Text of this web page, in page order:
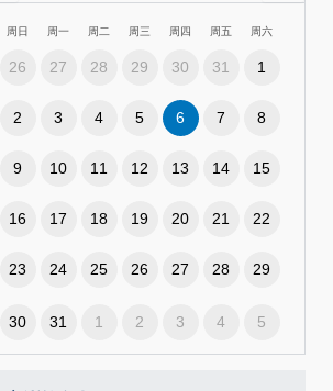
周日 周一 周二 周三 周四 周五 周六
26 27 28 29 30 31 1
2 3 4 5 6 7 8
9 10 11 12 13 14 15
16 17 18 19 20 21 22
23 24 25 26 27 28 29
30 31 1 2 3 4 5